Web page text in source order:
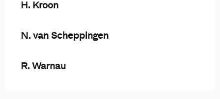
H. Kroon
N. van Scheppingen
R. Warnau